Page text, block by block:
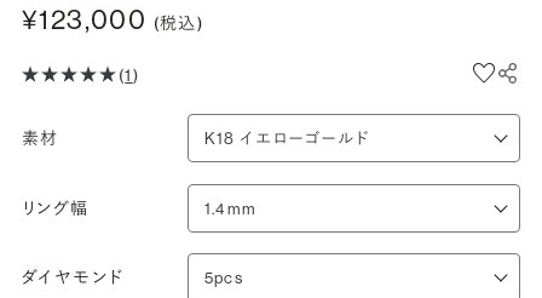
¥123,000 (税込)
(1)
素材
リング幅
ダイヤモンド